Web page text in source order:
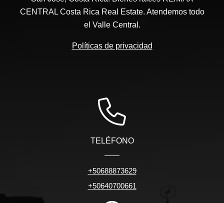
CENTRAL Costa Rica Real Estate. Atendemos todo
el Valle Central.
Políticas de privacidad
TELÉFONO
+50688873629
+50640700661